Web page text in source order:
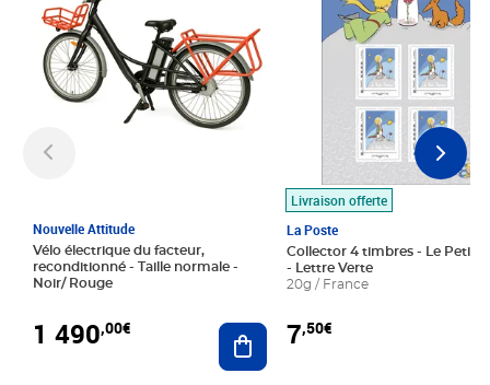
Nouvelle Attitude
Vélo électrique du facteur,
reconditionné - Taille normale -
Noir/ Rouge
1 490,00€ Ajouter au panier
Livraison offerte
La Poste
Collector 4 timbres - Le Petit
- Lettre Verte
20g / France
7,50€